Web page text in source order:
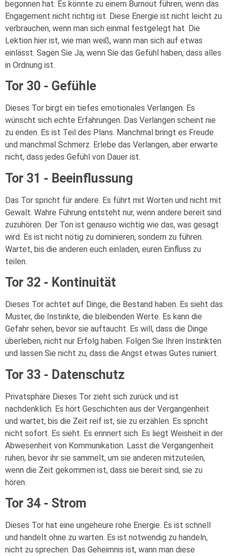
begonnen hat. Es könnte zu einem Burnout führen, wenn das
Engagement nicht richtig ist. Diese Energie ist nicht leicht zu
verbrauchen, wenn man sich einmal festgelegt hat. Die
Lektion hier ist, wie man weiß, wann man sich auf etwas
einlässt. Sagen Sie Ja, wenn Sie das Gefühl haben, dass alles
in Ordnung ist.
Tor 30 - Gefühle
Dieses Tor birgt ein tiefes emotionales Verlangen. Es
wünscht sich echte Erfahrungen. Das Verlangen scheint nie
zu enden. Es ist Teil des Plans. Manchmal bringt es Freude
und manchmal Schmerz. Erlebe das Verlangen, aber erwarte
nicht, dass jedes Gefühl von Dauer ist.
Tor 31 - Beeinflussung
Das Tor spricht für andere. Es führt mit Worten und nicht mit
Gewalt. Wahre Führung entsteht nur, wenn andere bereit sind
zuzuhören. Der Ton ist genauso wichtig wie das, was gesagt
wird. Es ist nicht nötig zu dominieren, sondern zu führen.
Wartet, bis die anderen euch einladen, euren Einfluss zu
teilen.
Tor 32 - Kontinuität
Dieses Tor achtet auf Dinge, die Bestand haben. Es sieht das
Muster, die Instinkte, die bleibenden Werte. Es kann die
Gefahr sehen, bevor sie auftaucht. Es will, dass die Dinge
überleben, nicht nur Erfolg haben. Folgen Sie Ihren Instinkten
und lassen Sie nicht zu, dass die Angst etwas Gutes ruiniert.
Tor 33 - Datenschutz
Privatsphäre Dieses Tor zieht sich zurück und ist
nachdenklich. Es hört Geschichten aus der Vergangenheit
und wartet, bis die Zeit reif ist, sie zu erzählen. Es spricht
nicht sofort. Es sieht. Es erinnert sich. Es liegt Weisheit in der
Abwesenheit von Kommunikation. Lasst die Vergangenheit
ruhen, bevor ihr sie sammelt, um sie anderen mitzuteilen,
wenn die Zeit gekommen ist, dass sie bereit sind, sie zu
hören.
Tor 34 - Strom
Dieses Tor hat eine ungeheure rohe Energie. Es ist schnell
und handelt ohne zu warten. Es ist notwendig zu handeln,
nicht zu sprechen. Das Geheimnis ist, wann man diese